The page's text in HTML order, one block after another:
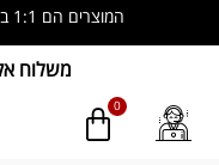
לתוכן
המוצרים הם 1:1 ברמת חומרים גבוה קוד קופון: LS10
משלוח